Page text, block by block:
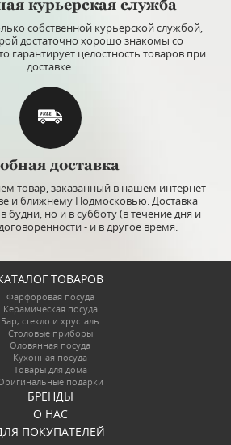
курьерская служба
собственной курьерской службой,
достаточно хорошо знакомы со
гарантирует целостность товаров при
доставке.
доставка
товар, заказанный в нашем интернет-
и ближнему Подмосковью. Доставка
будни, но и в субботу (в течение дня и
- и в другое время.
ТОВАРОВ
Фарфоровая посуда
Керамическая посуда
Бар, стекло и хрусталь
Столовые приборы
Оловянная посуда
Кухонная посуда
Товары для дома
подарки
БРЕНДЫ
О НАС
ПОКУПАТЕЛЕЙ